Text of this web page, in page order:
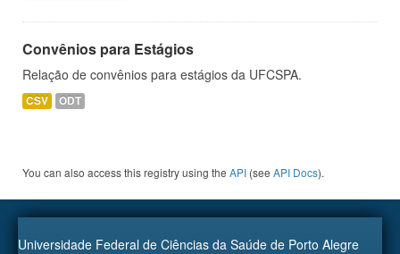
Convênios para Estágios
Relação de convênios para estágios da UFCSPA.
CSV ODT
You can also access this registry using the API (see API Docs).
Universidade Federal de Ciências da Saúde de Porto Alegre